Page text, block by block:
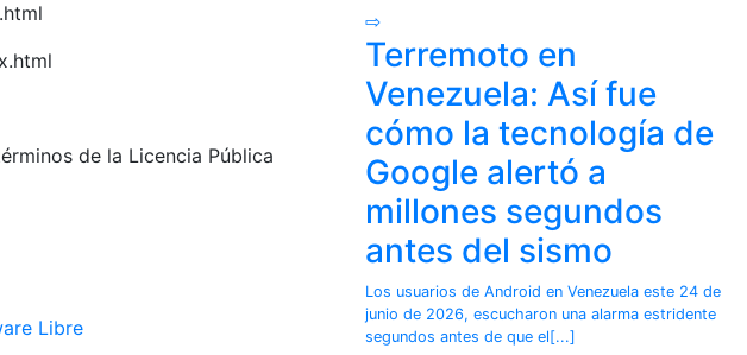
de la Licencia Pública
Libre
⇨
Terremoto en
Venezuela: Así fue
cómo la tecnología de
Google alertó a
millones segundos
antes del sismo
Los usuarios de Android en Venezuela este 24 de
junio de 2026, escucharon una alarma estridente
segundos antes de que el[...]